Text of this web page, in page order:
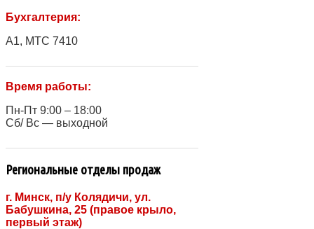
Бухгалтерия:
A1, МТС 7410
Время работы:
Пн-Пт 9:00 – 18:00
Сб/ Вс — выходной
Региональные отделы продаж
г. Минск, п/у Колядичи, ул.
Бабушкина, 25 (правое крыло,
первый этаж)